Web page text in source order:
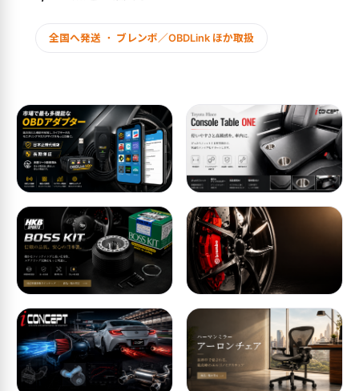
全国へ発送 ・ ブレンボ／OBDLink ほか取扱